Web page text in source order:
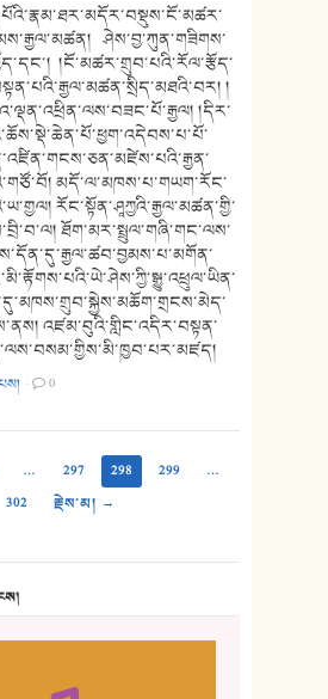
ཤེས་བྱ་ཀུན་གཟིགས་
།ངོ་མཚར་གྲུབ་པའི་རོལ་རྩོད་
།
།དིར་
མདོ་ལ་མཁས་པ་གཡག་རོང་
རོང་སྟོན་ཤཱཀྱའི་རྒྱལ་མཚན་གྱི་
ཐོག་མར་སྤྲུལ་གཞི་གང་ལས་
འཛམ་བུའི་གླིང་འདིར་བསྟན་
· 0
… 297 298 299
…
302
རྗེས་མ། →